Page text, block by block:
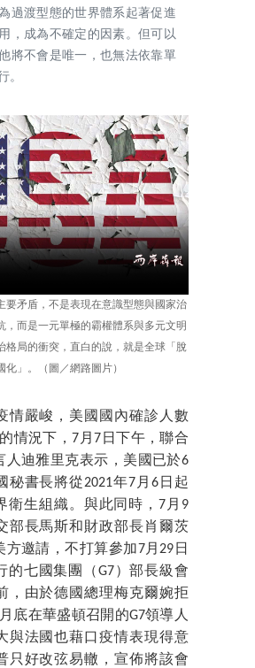
過渡型態的世界體系起著促進
，成為不確定的因素。但可以
將不會是唯一，也無法依靠單
。
要矛盾，不是表現在意識型態與國家治
，而是一元單極的霸權體系與多元文明
格局的衝突，直白的說，就是全球「脫
化」。（圖／網路圖片）
情嚴峻，美國國內確診人數
情況下，7月7日下午，聯合
人迪雅里克表示，美國已於6
秘書長將從2021年7月6日起
衛生組織。與此同時，7月9
部長馬斯和財政部長肖爾茨
方邀請，不打算參加7月29日
的七國集團（G7）部長級會
，由於德國總理梅克爾婉拒
底在華盛頓召開的G7領導人
與法國也藉口疫情表現得意
只好改弦易轍，宣佈將該會